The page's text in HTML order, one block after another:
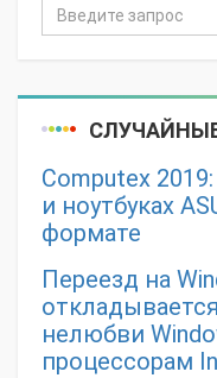
Computex
и ноутбуках
формате
Переезд на
нелюбви
процессорам